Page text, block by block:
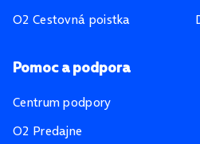
O2 Cestovná poistka
Pomoc a podpora
Centrum podpory
O2 Predajne